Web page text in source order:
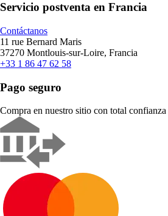
Servicio postventa en Francia
Contáctanos
11 rue Bernard Maris
37270 Montlouis-sur-Loire, Francia
+33 1 86 47 62 58
Pago seguro
Compra en nuestro sitio con total confianza